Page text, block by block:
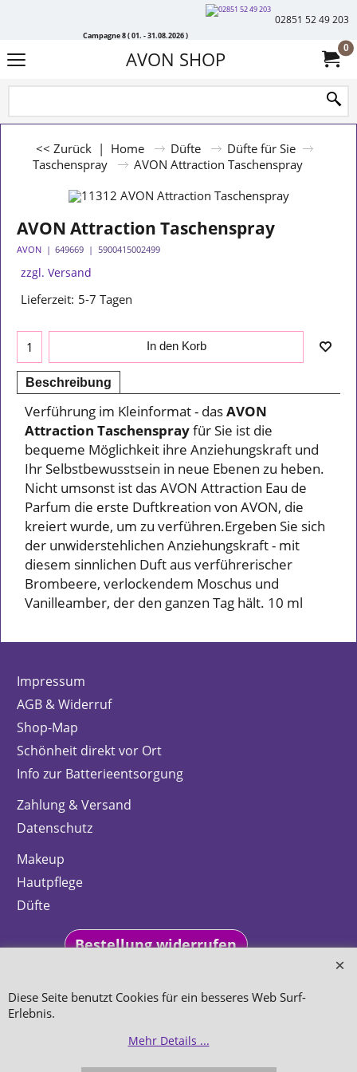
Campagne 8 ( 01. - 31.08.2026 )
02851 52 49 203
AVON SHOP 0
<< Zurück | Home Düfte
Düfte für Sie
Taschenspray
AVON Attraction Taschenspray
AVON Attraction Taschenspray
AVON 649669 5900415002499
zzgl. Versand
Lieferzeit: 5-7 Tagen
In den Korb
Beschreibung
Verführung im Kleinformat - dasAVON
Attraction Taschensprayfür Sie ist die
bequeme Möglichkeit ihre Anziehungskraft und
Ihr Selbstbewusstsein in neue Ebenen zu heben.
Nicht umsonst ist das AVON Attraction Eau de
Parfum die erste Duftkreation von AVON, die
kreiert wurde, um zu verführen.Ergeben Sie sich
der unwiderstehlichen Anziehungskraft - mit
diesem sinnlichen Duft aus verführerischer
Brombeere, verlockendem Moschus und
Vanilleamber, der den ganzen Tag hält. 10 ml
Impressum
AGB & Widerruf
Shop-Map
Schönheit direkt vor Ort
Info zur Batterieentsorgung
Zahlung & Versand
Datenschutz
Makeup
Hautpflege
Düfte
Bestellung widerrufen
ShopFactory Shop
Software.
Diese Seite benutzt Cookies für ein besseres Web Surf-
Erlebnis.
Mehr Details ...